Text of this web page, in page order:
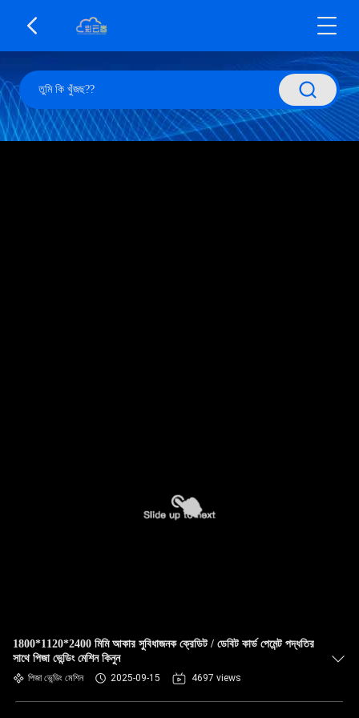
1800*1120*2400 মিমি আকার সুবিধাজনক ক্রেডিট / ডেবিট কার্ড পেমেন্ট পদ্ধতির
সাথে পিজা ভেন্ডিং মেশিন কিনুন
পিজা ভেন্ডিং মেশিন 2025-09-15 4697 views